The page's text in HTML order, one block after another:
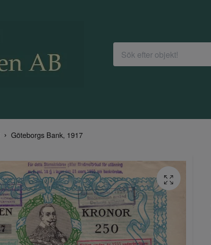
Göteborgs Bank, 1917